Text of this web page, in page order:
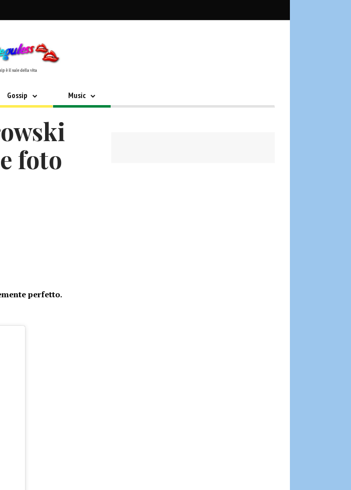
Gossip Music
foto
perfetto.